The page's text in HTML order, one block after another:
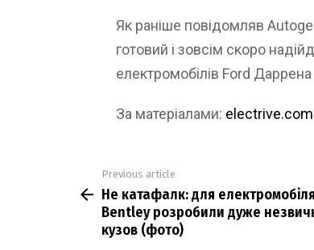
Як раніше повідомляв
готовий і зовсім скоро
електромобілів Ford
За матеріалами: electrive.com
more
Previous article
Не катафалк: для електромобіля
Bentley розробили дуже
кузов (фото)